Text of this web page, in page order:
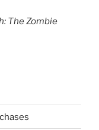
The Zombie